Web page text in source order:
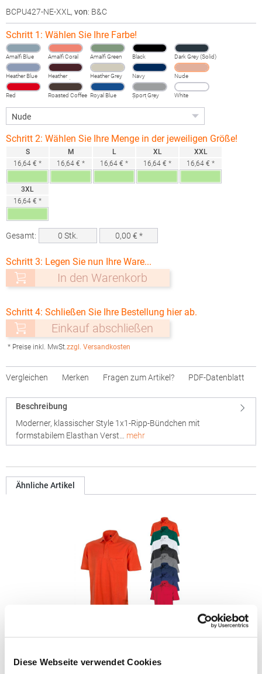
Diese Webseite verwendet Cookies
BCPU427-NE-XXL , von: B&C
Schritt 1: Wählen Sie Ihre Farbe!
Amalfi Blue Amalfi Coral Amalfi Green Black Dark Grey (Solid)
Heather Blue
Heather
Burgundy
Heather Grey
Fog
Navy Nude
Red Roasted Coffee Royal Blue
Sport Grey
(Heather)
White
Schritt 2: Wählen Sie Ihre Menge in der jeweiligen Größe!
S
16,64 € *
M
16,64 € *
L
16,64 € *
XL
16,64 € *
XXL
16,64 € *
3XL
16,64 € *
Gesamt: 0 Stk. 0,00 € *
Schritt 3: Legen Sie nun Ihre Ware...
In den Warenkorb
Schritt 4: Schließen Sie Ihre Bestellung hier ab.
Einkauf abschließen
* Preise inkl. MwSt.zzgl. Versandkosten
Vergleichen Merken Fragen zum Artikel? PDF-Datenblatt
Beschreibung
Moderner, klassischer Style 1x1-Ripp-Bündchen mit
formstabilem Elasthan Verst… mehr
Ähnliche Artikel